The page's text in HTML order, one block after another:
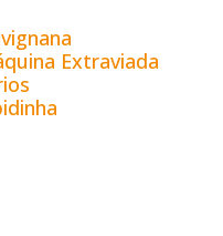
Extraviada